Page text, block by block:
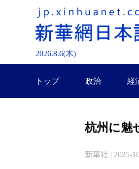
2026.8.6(木)
トップ 政治 経
杭州に魅
新華社 | 2025-